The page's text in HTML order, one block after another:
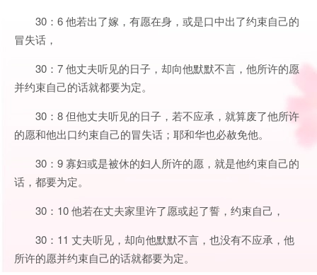
30：6 他若出了嫁，有愿在身，或是口中出了约束自己的
冒失话，
30：7 他丈夫听见的日子，却向他默默不言，他所许的愿
并约束自己的话就都要为定。
30：8 但他丈夫听见的日子，若不应承，就算废了他所许
的愿和他出口约束自己的冒失话；耶和华也必赦免他。
30：9 寡妇或是被休的妇人所许的愿，就是他约束自己的
话，都要为定。
30：10 他若在丈夫家里许了愿或起了誓，约束自己，
30：11 丈夫听见，却向他默默不言，也没有不应承，他
所许的愿并约束自己的话就都要为定。